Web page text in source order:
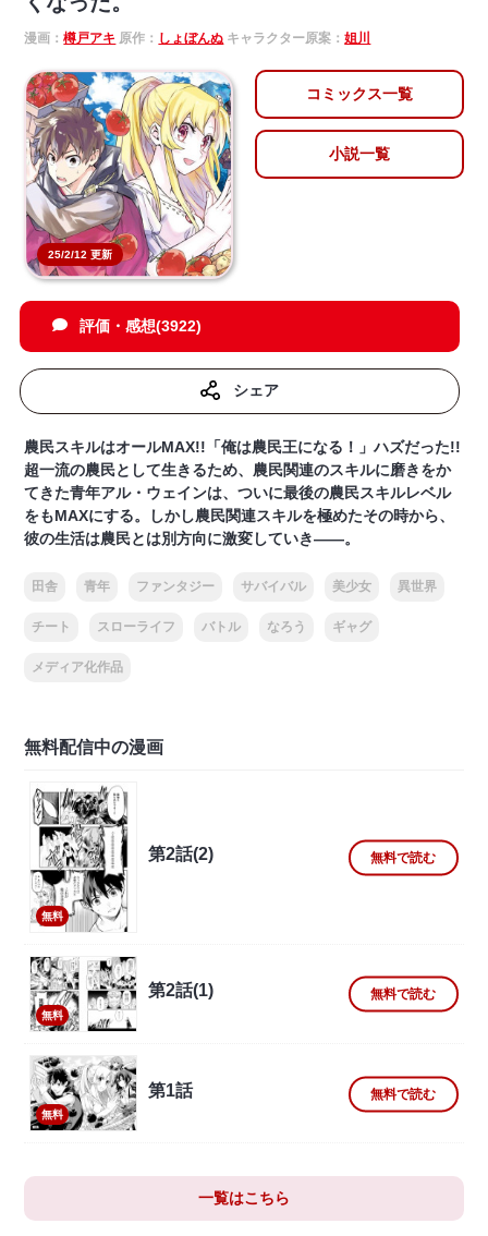
漫画：樽戸アキ 原作： しょぼんぬ キャラクター原案：姐川
25/2/12 更新
コミックス一覧
小説一覧
評価・感想(3922)
シェア
農民スキルはオールMAX!!「俺は農民王になる！」ハズだった!!
超一流の農民として生きるため、農民関連のスキルに磨きをか
てきた青年アル・ウェインは、ついに最後の農民スキルレベル
をもMAXにする。しかし農民関連スキルを極めたその時から、
彼の生活は農民とは別方向に激変していき――。
田舎 青年 ファンタジー サバイバル 美少女 異世界
チート スローライフ バトル なろう ギャグ
メディア化作品
無料配信中の漫画
無料
第2話(2) 無料で読む
無料
第2話(1) 無料で読む
無料
第1話 無料で読む
一覧はこちら